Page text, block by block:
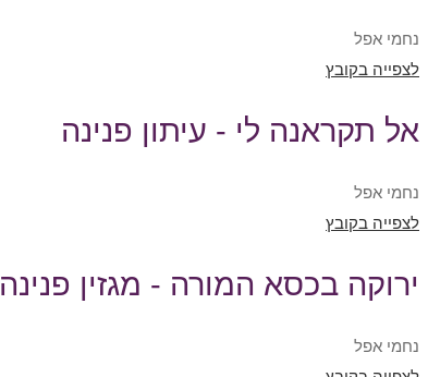
נחמי אפל
לצפייה בקובץ
אל תקראנה לי - עיתון פנינה
נחמי אפל
לצפייה בקובץ
ירוקה בכסא המורה - מגזין פנינה
נחמי אפל